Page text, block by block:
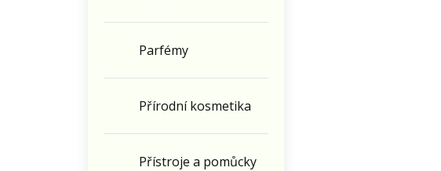
Parfémy
Přírodní kosmetika
Přístroje a pomůcky